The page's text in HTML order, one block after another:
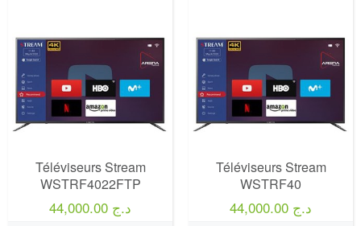
Téléviseurs Stream
WSTRF4022FTP
44,000.00 د.ج
Téléviseurs Stream
WSTRF40
44,000.00 د.ج
Prix:75000
Définition:UHD TV
View Details →
Prix:75000
Définition:UHD TV
View Details →